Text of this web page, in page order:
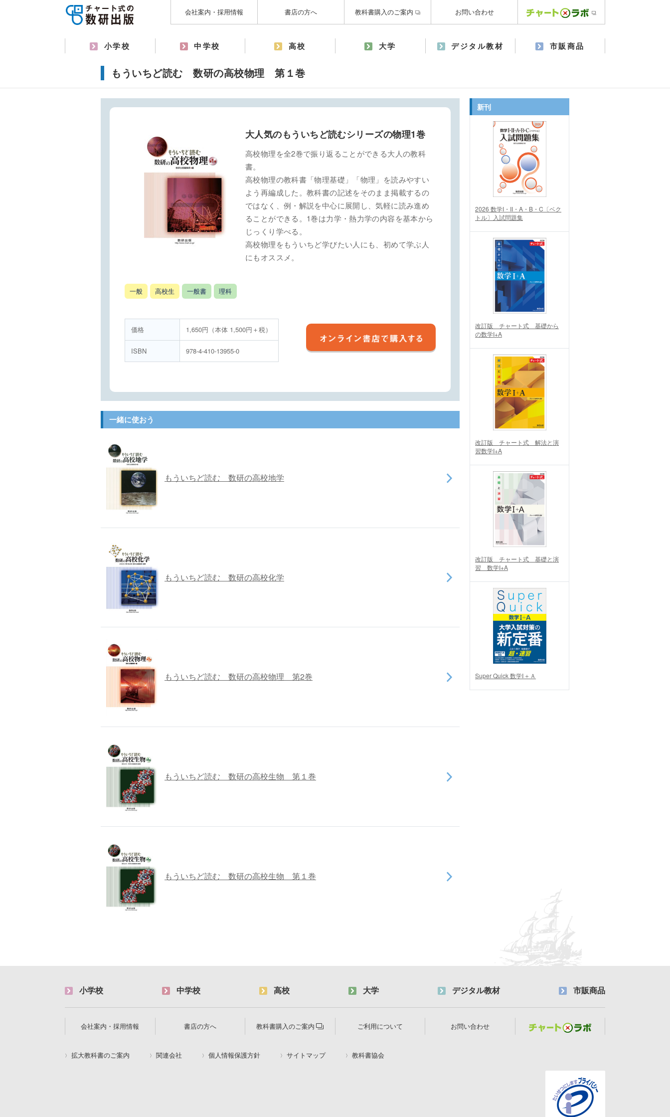
会社案内・採用情報 書店の方へ 教科書購入のご案内 お問い合わせ
小学校 中学校 高校 大学 デジタル教材 市販商品
もういちど読む 数研の高校物理 第１巻
大人気のもういちど読むシリーズの物理1巻
高校物理を全2巻で振り返ることができる大人の教科
書。
高校物理の教科書「物理基礎」「物理」を読みやすい
よう再編成した。教科書の記述をそのまま掲載するの
ではなく、例・解説を中心に展開し、気軽に読み進め
ることができる。1巻は力学・熱力学の内容を基本から
じっくり学べる。
高校物理をもういちど学びたい人にも、初めて学ぶ人
にもオススメ。
一般 高校生 一般書 理科
価格 1,650円（本体 1,500円＋税）
ISBN 978-4-410-13955-0
一緒に使おう
もういちど読む 数研の高校地学
もういちど読む 数研の高校化学
もういちど読む 数研の高校物理 第2巻
もういちど読む 数研の高校生物 第１巻
もういちど読む 数研の高校生物 第１巻
新刊
2026 数学I・II・A・B・C〔ベク
トル〕入試問題集
改訂版 チャート式 基礎から
の数学I+A
改訂版 チャート式 解法と演
習数学I+A
改訂版 チャート式 基礎と演
習 数学I+A
Super Quick 数学Ⅰ＋Ａ
小学校 中学校 高校 大学 デジタル教材 市販商品
会社案内・採用情報 書店の方へ 教科書購入のご案内 ご利用について お問い合わせ
拡大教科書のご案内 関連会社 個人情報保護方針 サイトマップ 教科書協会